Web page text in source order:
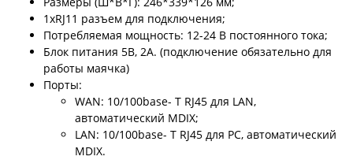
1xRJ11 разъем для подключения;
Потребляемая мощность: 12-24 В постоянного тока;
Блок питания 5В, 2А. (подключение обязательно для
работы маячка)
Порты:
WAN: 10/100base- T RJ45 для LAN,
автоматический MDIX;
LAN: 10/100base- T RJ45 для PC, автоматический
MDIX.